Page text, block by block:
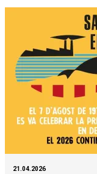
21.04.2026